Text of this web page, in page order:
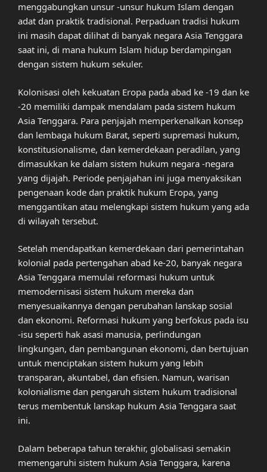
menggabungkan unsur -unsur hukum Islam dengan
adat dan praktik tradisional. Perpaduan tradisi hukum
ini masih dapat dilihat di banyak negara Asia Tenggara
saat ini, di mana hukum Islam hidup berdampingan
dengan sistem hukum sekuler.
Kolonisasi oleh kekuatan Eropa pada abad ke -19 dan ke
-20 memiliki dampak mendalam pada sistem hukum
Asia Tenggara. Para penjajah memperkenalkan konsep
dan lembaga hukum Barat, seperti supremasi hukum,
konstitusionalisme, dan kemerdekaan peradilan, yang
dimasukkan ke dalam sistem hukum negara -negara
yang dijajah. Periode penjajahan ini juga menyaksikan
pengenaan kode dan praktik hukum Eropa, yang
menggantikan atau melengkapi sistem hukum yang ada
di wilayah tersebut.
Setelah mendapatkan kemerdekaan dari pemerintahan
kolonial pada pertengahan abad ke-20, banyak negara
Asia Tenggara memulai reformasi hukum untuk
memodernisasi sistem hukum mereka dan
menyesuaikannya dengan perubahan lanskap sosial
dan ekonomi. Reformasi hukum yang berfokus pada isu
-isu seperti hak asasi manusia, perlindungan
lingkungan, dan pembangunan ekonomi, dan bertujuan
untuk menciptakan sistem hukum yang lebih
transparan, akuntabel, dan efisien. Namun, warisan
kolonialisme dan pengaruh sistem hukum tradisional
terus membentuk lanskap hukum Asia Tenggara saat
ini.
Dalam beberapa tahun terakhir, globalisasi semakin
memengaruhi sistem hukum Asia Tenggara, karena